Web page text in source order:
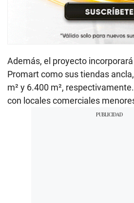
Además, el proyecto
Promart como sus tiendas
m² y 6.400 m²,
con locales comerciales